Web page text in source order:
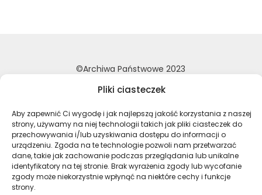
Pliki ciasteczek
Aby zapewnić Ci wygodę i jak najlepszą jakość korzystania z naszej
strony, używamy na niej technologii takich jak pliki ciasteczek do
przechowywania i/lub uzyskiwania dostępu do informacji o
urządzeniu. Zgoda na te technologie pozwoli nam przetwarzać
dane, takie jak zachowanie podczas przeglądania lub unikalne
identyfikatory na tej stronie. Brak wyrażenia zgody lub wycofanie
zgody może niekorzystnie wpłynąć na niektóre cechy i funkcje
strony.
©Archiwa Państwowe 2023
Deklaracja dostępności
Polityka prywatności
Mapa strony
Profil Archiwa Państwowe w
Profil Archiwa Państwowe
Profil Archiwa
Profil Archiwa